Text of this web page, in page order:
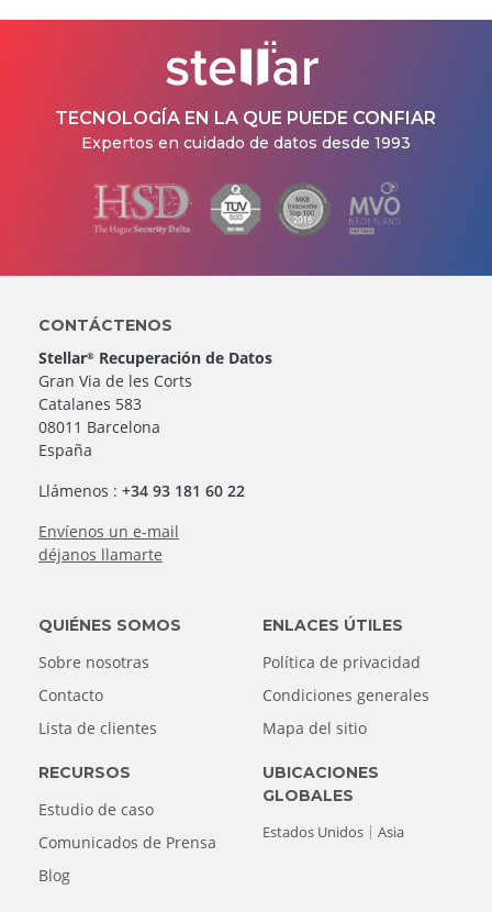
TECNOLOGÍA EN LA QUE PUEDE CONFIAR
Expertos en cuidado de datos desde 1993
CONTÁCTENOS
Stellar® Recuperación de Datos
Gran Via de les Corts
Catalanes 583
08011 Barcelona
España
Llámenos :+34 93 181 60 22
Envíenos un e-mail
déjanos llamarte
QUIÉNES SOMOS
Sobre nosotras
Contacto
Lista de clientes
ENLACES ÚTILES
Política de privacidad
Condiciones generales
Mapa del sitio
RECURSOS
Estudio de caso
Comunicados de Prensa
Blog
UBICACIONES
GLOBALES
Estados Unidos
Asia